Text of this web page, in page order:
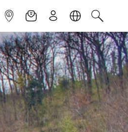
INFOPOINTNEWSLETTER
ISCRIVITILINGUACERCA